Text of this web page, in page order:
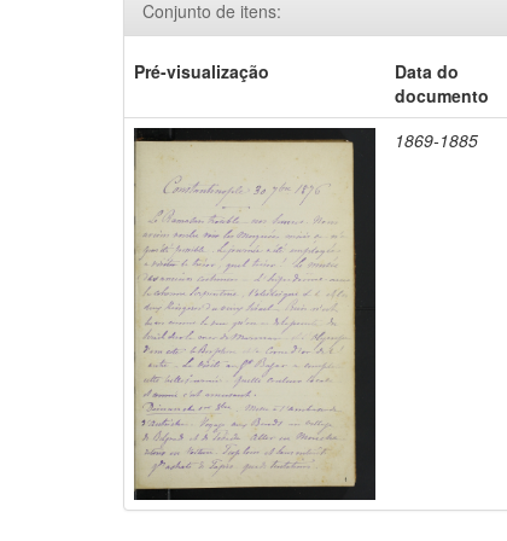
Conjunto de itens:
Pré-visualização
Data do
documento
1869-1885